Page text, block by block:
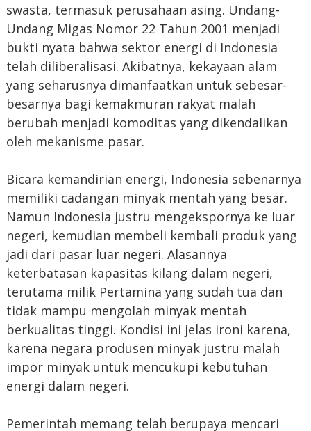
swasta, termasuk perusahaan asing. Undang-
Undang Migas Nomor 22 Tahun 2001 menjadi
bukti nyata bahwa sektor energi di Indonesia
telah diliberalisasi. Akibatnya, kekayaan alam
yang seharusnya dimanfaatkan untuk sebesar-
besarnya bagi kemakmuran rakyat malah
berubah menjadi komoditas yang dikendalikan
oleh mekanisme pasar.
Bicara kemandirian energi, Indonesia sebenarnya
memiliki cadangan minyak mentah yang besar.
Namun Indonesia justru mengekspornya ke luar
negeri, kemudian membeli kembali produk yang
jadi dari pasar luar negeri. Alasannya
keterbatasan kapasitas kilang dalam negeri,
terutama milik Pertamina yang sudah tua dan
tidak mampu mengolah minyak mentah
berkualitas tinggi. Kondisi ini jelas ironi karena,
karena negara produsen minyak justru malah
impor minyak untuk mencukupi kebutuhan
energi dalam negeri.
Pemerintah memang telah berupaya mencari